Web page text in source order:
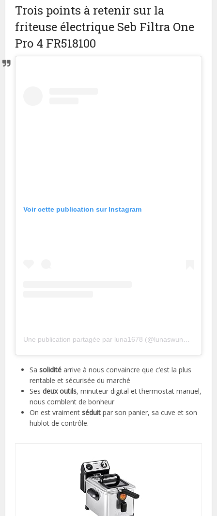
Trois points à retenir sur la
friteuse électrique Seb Filtra One
Pro 4 FR518100
Voir cette publication sur Instagram
Sasolidité arrive à nous convaincre que c’est la plus
rentable et sécurisée du marché
Sesdeux outils, minuteur digital et thermostat manuel,
nous comblent de bonheur
On est vraimentséduit par son panier, sa cuve et son
hublot de contrôle.